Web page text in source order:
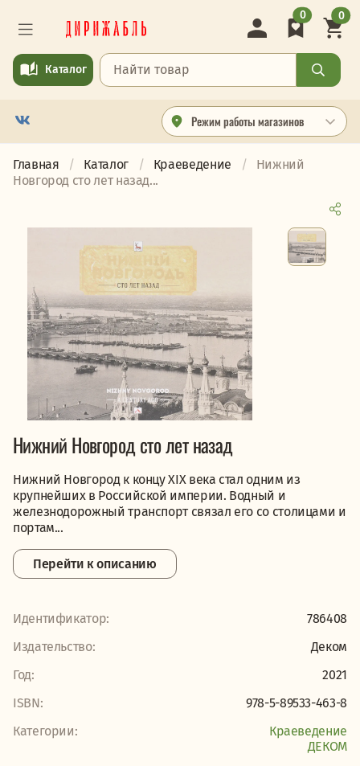
Режим работы магазинов
Каталог
0 0
Главная Каталог Краеведение
Нижний
Новгород сто лет назад...
Нижний Новгород сто лет назад
Нижний Новгород к концу XIX века стал одним из
крупнейших в Российской империи. Водный и
железнодорожный транспорт связал его со столицами и
портам...
Перейти к описанию
Идентификатор:
786408
Издательство:
Деком
Год:
2021
ISBN:
978-5-89533-463-8
Категории:
Краеведение
ДЕКОМ